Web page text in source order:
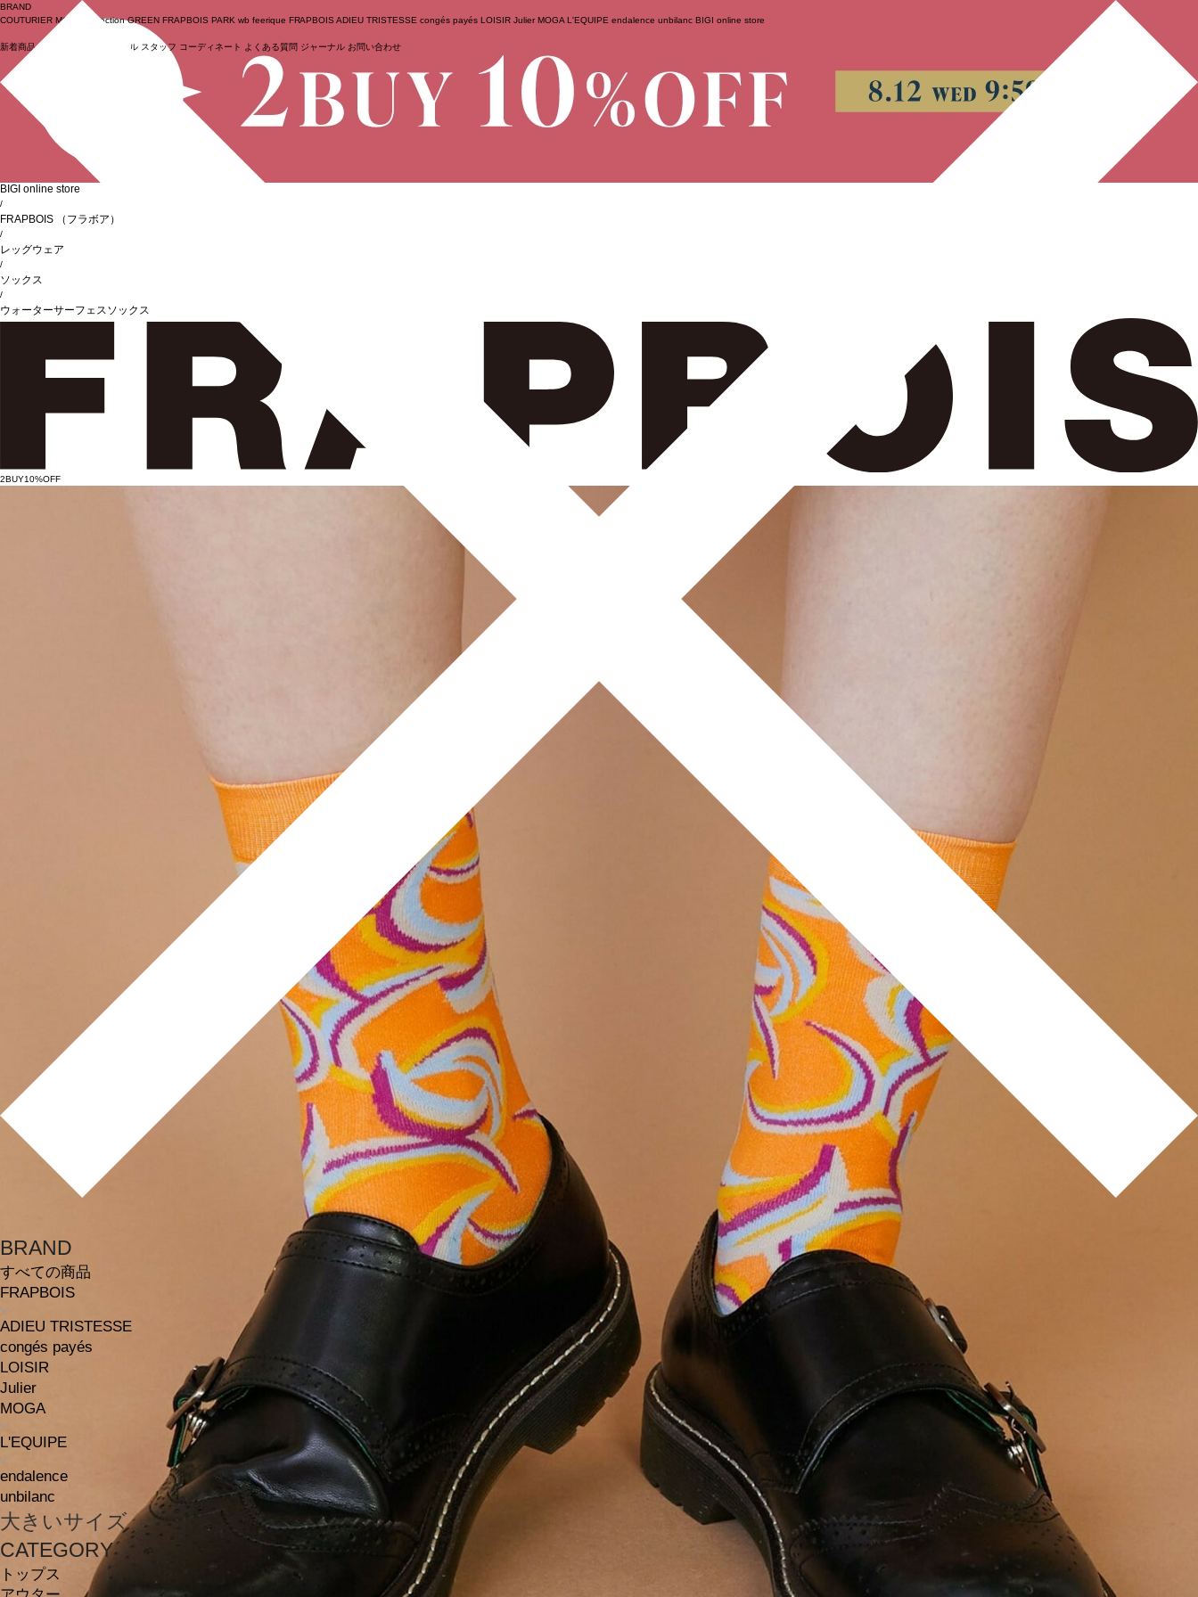
ログイン
BRAND
COUTURIER MOGA Collection GREEN FRAPBOIS PARK wb feerique FRAPBOIS ADIEU TRISTESSE congés payés LOISIR Julier MOGA L'EQUIPE endalence unbilanc BIGI online store
新着商品 (ライブ) セール スタッフ コーディネート よくある質問 ジャーナル お問い合わせ
BRAND
すべての商品
FRAPBOIS
ADIEU TRISTESSE
congés payés
LOISIR
Julier
MOGA
L'EQUIPE
endalence
unbilanc
大きいサイズ
CATEGORY
トップス
BIGI online store
/
FRAPBOIS （フラボア）
/
レッグウェア
/
ソックス
/
ウォーターサーフェスソックス
2BUY10%OFF